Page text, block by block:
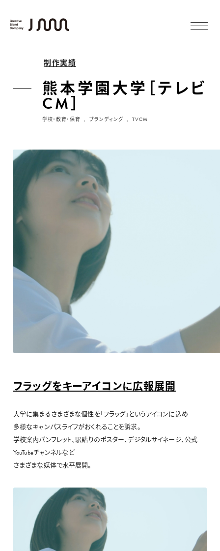
熊本学園大学［テレビ
CM］
制作実績
学校・教育・保育 ブランディング TVCM
フラッグをキーアイコンに広報展開
大学に集まるさまざまな個性を「フラッグ」というアイコンに込め
多様なキャンパスライフがおくれることを訴求。
学校案内パンフレット、駅貼りのポスター、デジタルサイネージ、公式
YouTubeチャンネルなど
さまざまな媒体で水平展開。